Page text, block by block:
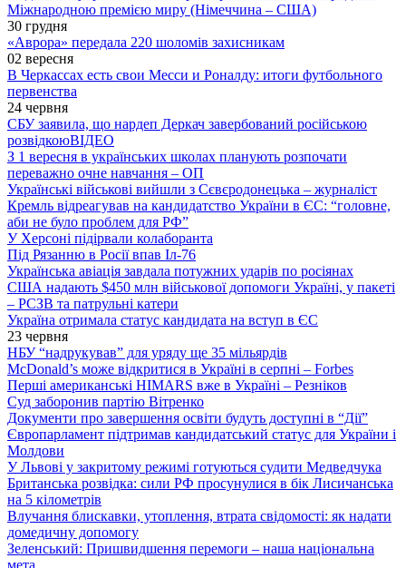
Міжнародною премією миру (Німеччина – США)
30 грудня
«Аврора» передала 220 шоломів захисникам
02 вересня
В Черкассах есть свои Месси и Роналду: итоги футбольного
первенства
24 червня
СБУ заявила, що нардеп Деркач завербований російською
розвідкоюВІДЕО
З 1 вересня в українських школах планують розпочати
переважно очне навчання – ОП
Українські військові вийшли з Сєвєродонецька – журналіст
Кремль відреагував на кандидатство України в ЄС: “головне,
аби не було проблем для РФ”
У Херсоні підірвали колаборанта
Під Рязанню в Росії впав Іл-76
Українська авіація завдала потужних ударів по росіянах
США надають $450 млн військової допомоги Україні, у пакеті
– РСЗВ та патрульні катери
Україна отримала статус кандидата на вступ в ЄС
23 червня
НБУ “надрукував” для уряду ще 35 мільярдів
McDonald’s може відкритися в Україні в серпні – Forbes
Перші американські HIMARS вже в Україні – Резніков
Суд заборонив партію Вітренко
Документи про завершення освіти будуть доступні в “Дії”
Європарламент підтримав кандидатський статус для України і
Молдови
У Львові у закритому режимі готуються судити Медведчука
Британська розвідка: сили РФ просунулися в бік Лисичанська
на 5 кілометрів
Влучання блискавки, утоплення, втрата свідомості: як надати
домедичну допомогу
Зеленський: Пришвидшення перемоги – наша національна
мета